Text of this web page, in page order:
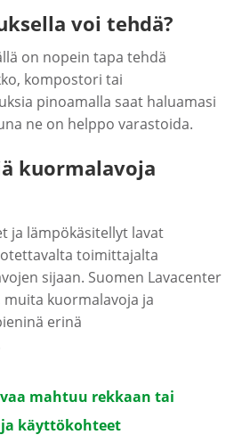
voi tehdä?
on nopein tapa tehdä
kompostori tai
pinoamalla saat haluamasi
ne on helppo varastoida.
kuormalavoja
ja lämpökäsitellyt lavat
toimittajalta
sijaan. Suomen Lavacenter
muita kuormalavoja ja
erinä
mahtuu rekkaan tai
käyttökohteet